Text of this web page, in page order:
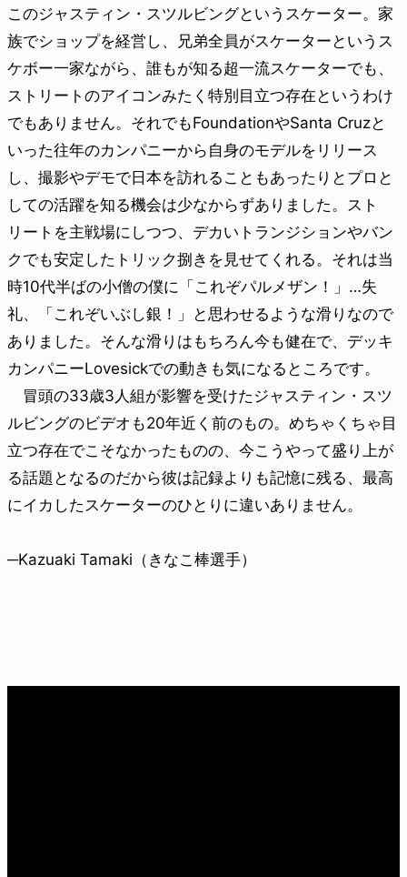
このジャスティン・スツルビングというスケーター。家
族でショップを経営し、兄弟全員がスケーターというス
ケボー一家ながら、誰もが知る超一流スケーターでも、
ストリートのアイコンみたく特別目立つ存在というわけ
でもありません。それでもFoundationやSanta Cruzと
いった往年のカンパニーから自身のモデルをリリース
し、撮影やデモで日本を訪れることもあったりとプロと
しての活躍を知る機会は少なからずありました。スト
リートを主戦場にしつつ、デカいトランジションやバン
クでも安定したトリック捌きを見せてくれる。それは当
時10代半ばの小僧の僕に「これぞパルメザン！」…失
礼、「これぞいぶし銀！」と思わせるような滑りなので
ありました。そんな滑りはもちろん今も健在で、デッキ
カンパニーLovesickでの動きも気になるところです。
冒頭の33歳3人組が影響を受けたジャスティン・スツ
ルビングのビデオも20年近く前のもの。めちゃくちゃ目
立つ存在でこそなかったものの、今こうやって盛り上が
る話題となるのだから彼は記録よりも記憶に残る、最高
にイカしたスケーターのひとりに違いありません。
─Kazuaki Tamaki（きなこ棒選手）